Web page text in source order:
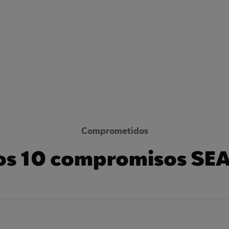
Comprometidos
10 compromisos